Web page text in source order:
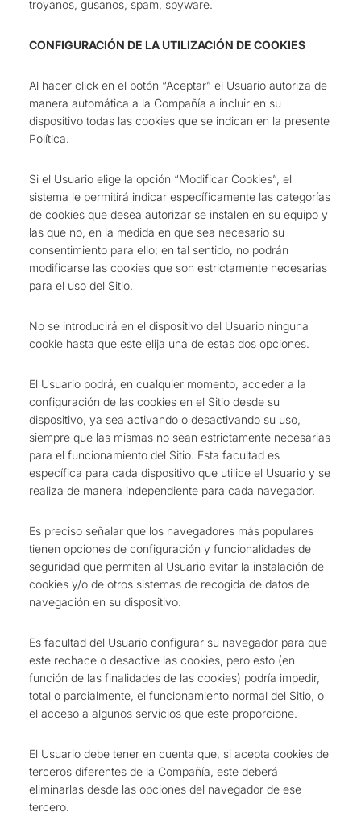
troyanos, gusanos, spam, spyware.
CONFIGURACIÓN DE LA UTILIZACIÓN DE COOKIES
Al hacer click en el botón “Aceptar” el Usuario autoriza de
manera automática a la Compañía a incluir en su
dispositivo todas las cookies que se indican en la presente
Política.
Si el Usuario elige la opción “Modificar Cookies”, el
sistema le permitirá indicar específicamente las categorías
de cookies que desea autorizar se instalen en su equipo y
las que no, en la medida en que sea necesario su
consentimiento para ello; en tal sentido, no podrán
modificarse las cookies que son estrictamente necesarias
para el uso del Sitio.
No se introducirá en el dispositivo del Usuario ninguna
cookie hasta que este elija una de estas dos opciones.
El Usuario podrá, en cualquier momento, acceder a la
configuración de las cookies en el Sitio desde su
dispositivo, ya sea activando o desactivando su uso,
siempre que las mismas no sean estrictamente necesarias
para el funcionamiento del Sitio. Esta facultad es
específica para cada dispositivo que utilice el Usuario y se
realiza de manera independiente para cada navegador.
Es preciso señalar que los navegadores más populares
tienen opciones de configuración y funcionalidades de
seguridad que permiten al Usuario evitar la instalación de
cookies y/o de otros sistemas de recogida de datos de
navegación en su dispositivo.
Es facultad del Usuario configurar su navegador para que
este rechace o desactive las cookies, pero esto (en
función de las finalidades de las cookies) podría impedir,
total o parcialmente, el funcionamiento normal del Sitio, o
el acceso a algunos servicios que este proporcione.
El Usuario debe tener en cuenta que, si acepta cookies de
terceros diferentes de la Compañía, este deberá
eliminarlas desde las opciones del navegador de ese
tercero.